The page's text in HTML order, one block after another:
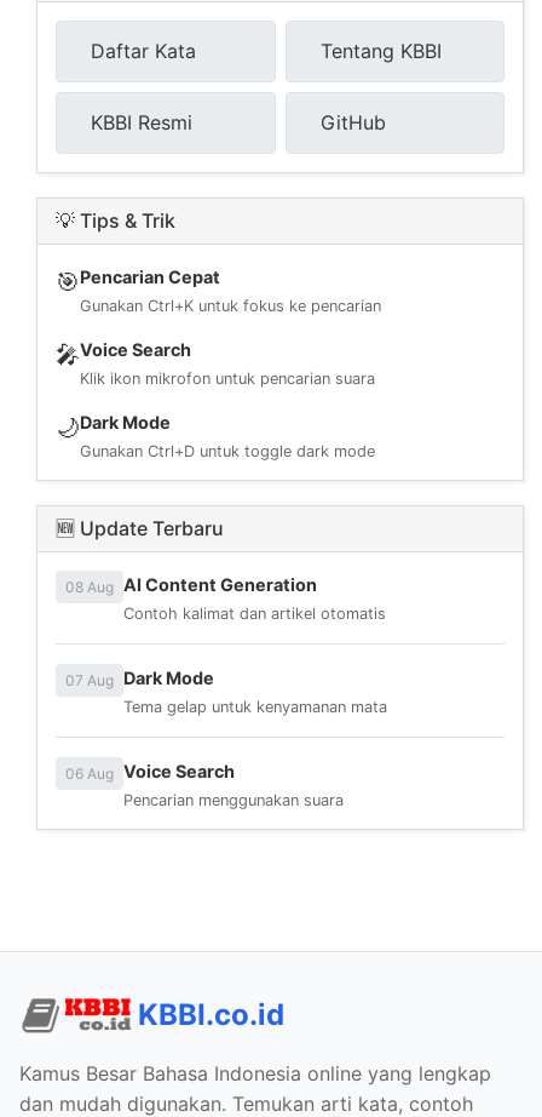
Daftar Kata Tentang KBBI
KBBI Resmi GitHub
💡 Tips & Trik
🎯Pencarian Cepat
Gunakan Ctrl+K untuk fokus ke pencarian
🎤Voice Search
Klik ikon mikrofon untuk pencarian suara
🌙Dark Mode
Gunakan Ctrl+D untuk toggle dark mode
🆕 Update Terbaru
08 Aug AI Content Generation
Contoh kalimat dan artikel otomatis
07 Aug Dark Mode
Tema gelap untuk kenyamanan mata
06 Aug Voice Search
Pencarian menggunakan suara
KBBI.co.id
Kamus Besar Bahasa Indonesia online yang lengkap
dan mudah digunakan. Temukan arti kata, contoh